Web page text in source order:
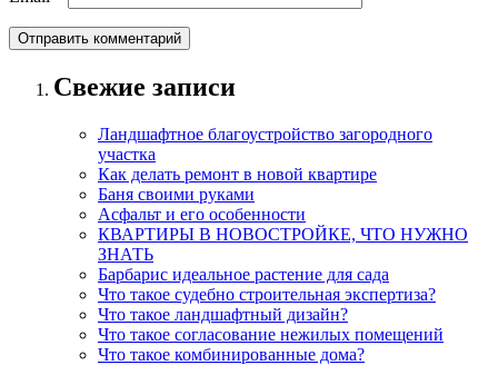
Свежие записи
Ландшафтное благоустройство загородного
участка
Как делать ремонт в новой квартире
Баня своими руками
Асфальт и его особенности
КВАРТИРЫ В НОВОСТРОЙКЕ, ЧТО НУЖНО
ЗНАТЬ
Барбарис идеальное растение для сада
Что такое судебно строительная экспертиза?
Что такое ландшафтный дизайн?
Что такое согласование нежилых помещений
Что такое комбинированные дома?